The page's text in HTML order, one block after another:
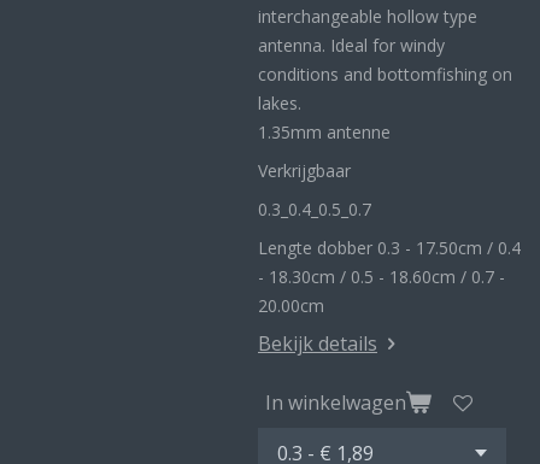
interchangeable hollow type
antenna. Ideal for windy
conditions and bottomfishing on
lakes.
1.35mm antenne
Verkrijgbaar
0.3_ 0.4_ 0.5_0.7
Lengte dobber 0.3 - 17.50cm / 0.4
- 18.30cm / 0.5 - 18.60cm / 0.7 -
20.00cm
Bekijk details
In winkelwagen